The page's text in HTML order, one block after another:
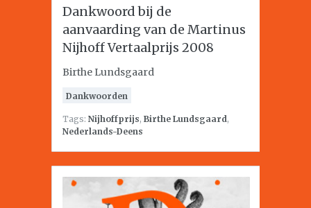
Dankwoord bij de
aanvaarding van de Martinus
Nijhoff Vertaalprijs 2008
Birthe Lundsgaard
Dankwoorden
Tags: Nijhoffprijs, Birthe Lundsgaard,
Nederlands-Deens